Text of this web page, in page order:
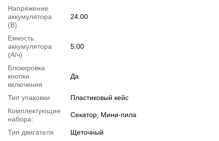
Напряжение
аккумулятора
(В)
24.00
Емкость
аккумулятора
(А/ч)
5.00
Блокировка
кнопки
включения
Да
Тип упаковки
Пластиковый кейс
Комплектующие
набора:
Секатор, Мини-пила
Тип двигателя
Щеточный